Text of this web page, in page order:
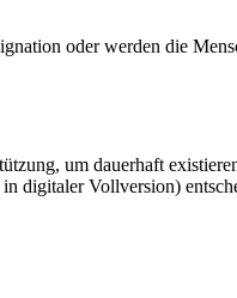
oder werden die
um dauerhaft
digitaler Vollversion)